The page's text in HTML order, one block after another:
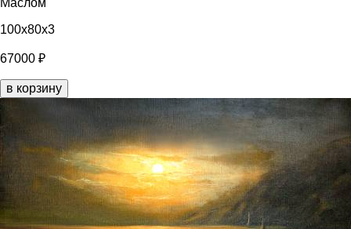
Маслом
100x80x3
67000 ₽
в корзину